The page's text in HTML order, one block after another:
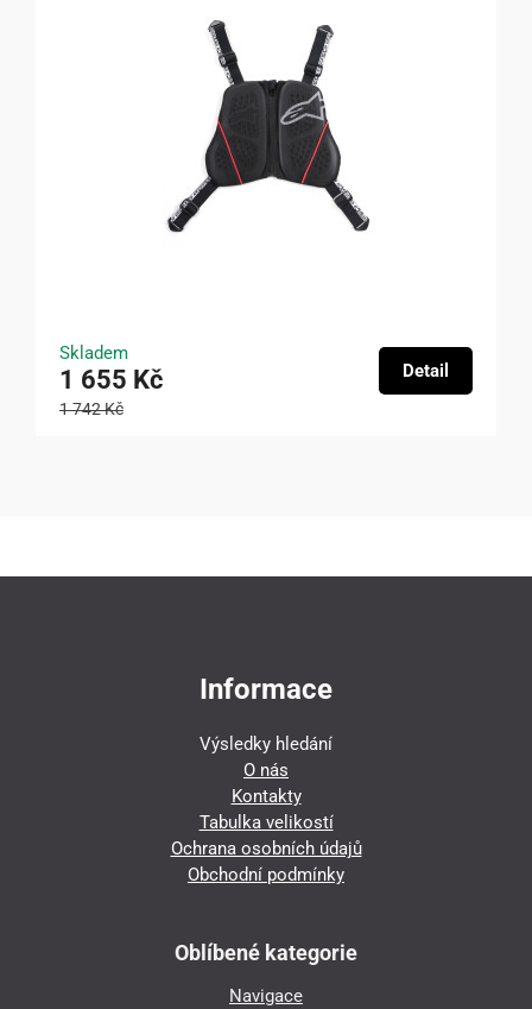
Skladem
1 655 Kč
1 742 Kč
Detail
Informace
Výsledky hledání
O nás
Kontakty
Tabulka velikostí
Ochrana osobních údajů
Obchodní podmínky
Oblíbené kategorie
Navigace